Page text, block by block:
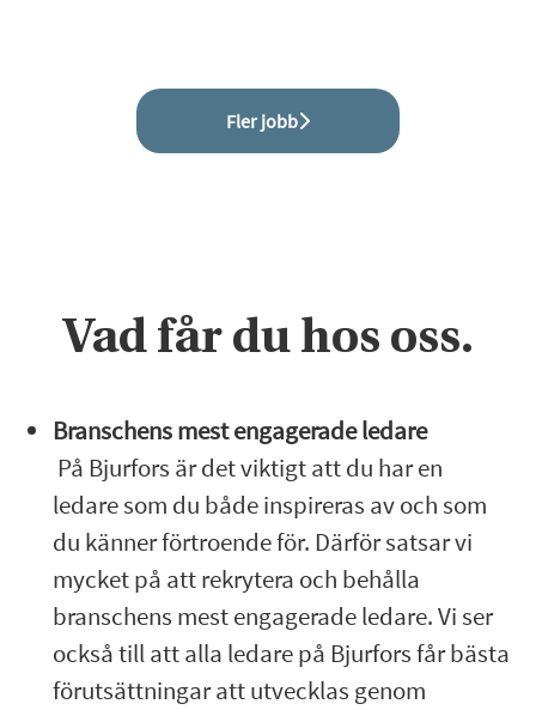
Fler jobb
Vad får du hos oss.
Branschens mest engagerade ledare
På Bjurfors är det viktigt att du har en
ledare som du både inspireras av och som
du känner förtroende för. Därför satsar vi
mycket på att rekrytera och behålla
branschens mest engagerade ledare. Vi ser
också till att alla ledare på Bjurfors får bästa
förutsättningar att utvecklas genom